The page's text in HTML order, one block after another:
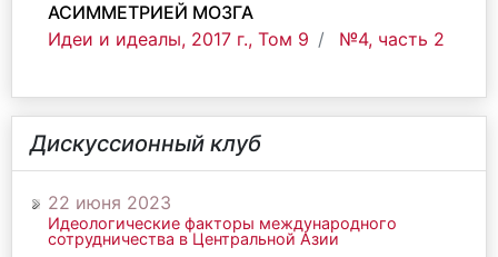
АСИММЕТРИЕЙ МОЗГА
Идеи и идеалы, 2017 г., Том 9
№4, часть 2
Дискуссионный клуб
22 июня 2023
Идеологические факторы международного
сотрудничества в Центральной Азии